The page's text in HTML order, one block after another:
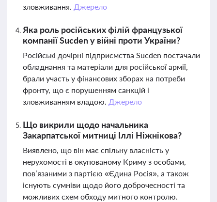
зловживання. Джерело
Яка роль російських філій французької
компанії Sucden у війні проти України?
Російські дочірні підприємства Sucden постачали
обладнання та матеріали для російської армії,
брали участь у фінансових зборах на потреби
фронту, що є порушенням санкцій і
зловживанням владою. Джерело
Що викрили щодо начальника
Закарпатської митниці Іллі Ніжнікова?
Виявлено, що він має спільну власність у
нерухомості в окупованому Криму з особами,
пов’язаними з партією «Єдина Росія», а також
існують сумніви щодо його доброчесності та
можливих схем обходу митного контролю.